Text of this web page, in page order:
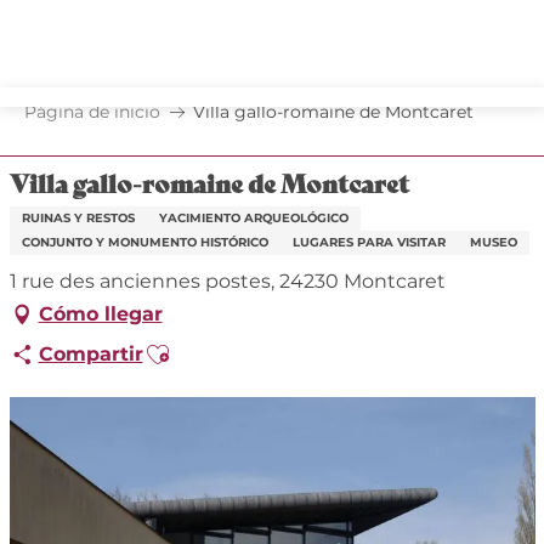
principal
Página de inicio Villa gallo-romaine de Montcaret
Villa gallo-romaine de Montcaret
RUINAS Y RESTOS
YACIMIENTO ARQUEOLÓGICO
CONJUNTO Y MONUMENTO HISTÓRICO
LUGARES PARA VISITAR MUSEO
1 rue des anciennes postes, 24230 Montcaret
Cómo llegar
CompartirAjouter aux favoris